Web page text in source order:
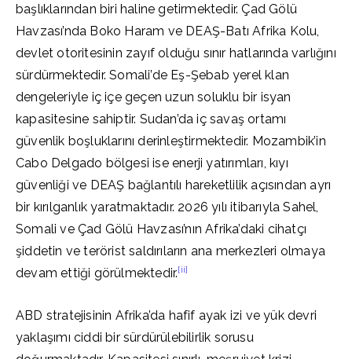
başlıklarından biri haline getirmektedir. Çad Gölü
Havzası’nda Boko Haram ve DEAŞ-Batı Afrika Kolu,
devlet otoritesinin zayıf olduğu sınır hatlarında varlığını
sürdürmektedir. Somali’de Eş-Şebab yerel klan
dengeleriyle iç içe geçen uzun soluklu bir isyan
kapasitesine sahiptir. Sudan’da iç savaş ortamı
güvenlik boşluklarını derinleştirmektedir. Mozambik’in
Cabo Delgado bölgesi ise enerji yatırımları, kıyı
güvenliği ve DEAŞ bağlantılı hareketlilik açısından ayrı
bir kırılganlık yaratmaktadır. 2026 yılı itibarıyla Sahel,
Somali ve Çad Gölü Havzası’nın Afrika’daki cihatçı
şiddetin ve terörist saldırıların ana merkezleri olmaya
devam ettiği görülmektedir.[ii]
ABD stratejisinin Afrika’da hafif ayak izi ve yük devri
yaklaşımı ciddi bir sürdürülebilirlik sorusu